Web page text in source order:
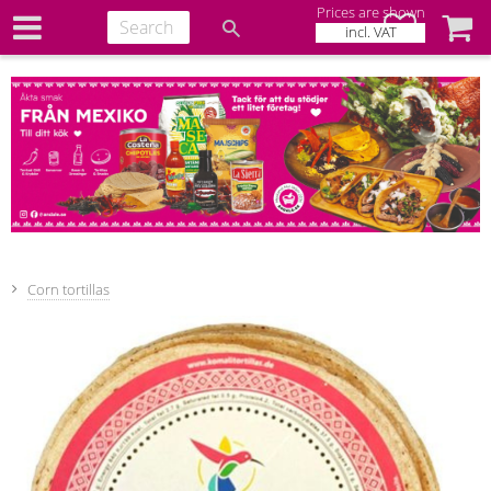
Prices are shown
incl. VAT
Favorites
Basket
Corn tortillas